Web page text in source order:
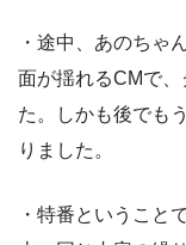
・途中、あのちゃ
面が揺れるCMで
た。しかも後でも
りました。
・特番ということ